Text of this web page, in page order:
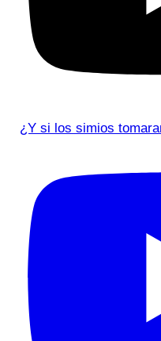
¿Y si los simios